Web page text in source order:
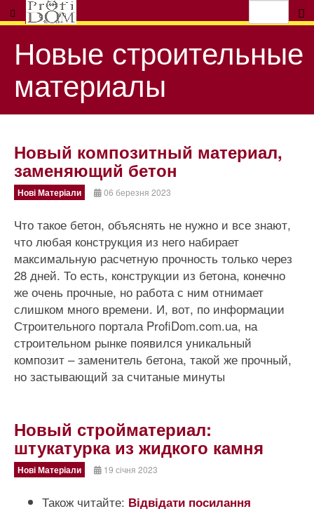
Новые строительные
материалы
Новый композитный материал,
заменяющий бетон
Нові Матеріали 06 березня 2023
Что такое бетон, объяснять не нужно и все знают,
что любая конструкция из него набирает
максимальную расчетную прочность только через
28 дней. То есть, конструкции из бетона, конечно
же очень прочные, но работа с ним отнимает
слишком много времени. И, вот, по информации
Строительного портала ProfiDom.com.ua, на
строительном рынке появился уникальный
композит – заменитель бетона, такой же прочный,
но застывающий за считаные минуты
Новый стройматериал:
штукатурка из жидкого камня
Нові Матеріали 19 січня 2023
Також читайте: Відвідати посилання